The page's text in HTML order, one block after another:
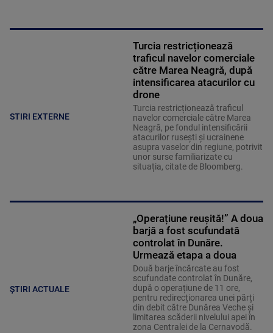
STIRI EXTERNE
Turcia restricționează
traficul navelor comerciale
către Marea Neagră, după
intensificarea atacurilor cu
drone
Turcia restricționează traficul
navelor comerciale către Marea
Neagră, pe fondul intensificării
atacurilor rusești și ucrainene
asupra vaselor din regiune, potrivit
unor surse familiarizate cu
situația, citate de Bloomberg.
ȘTIRI ACTUALE
„Operațiune reușită!” A doua
barjă a fost scufundată
controlat în Dunăre.
Urmează etapa a doua
Două barje încărcate au fost
scufundate controlat în Dunăre,
după o operațiune de 11 ore,
pentru redirecționarea unei părți
din debit către Dunărea Veche și
limitarea scăderii nivelului apei în
zona Centralei de la Cernavodă.